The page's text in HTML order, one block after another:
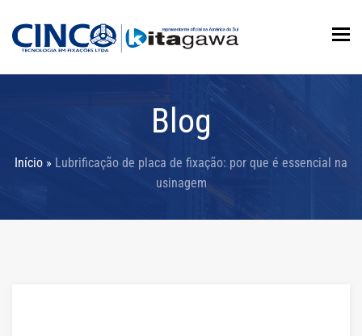
Blog
Início » Lubrificação de placa de fixação: por que é essencial na
usinagem